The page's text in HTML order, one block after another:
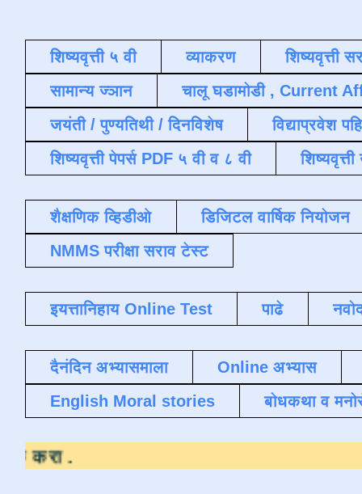
शिष्यवृत्ती ५ वी व्याकरण
शिष्यवृत्ती
सामान्य ज्ञान
चालू घडामोडी , Current
जयंती / पुण्यतिथी / दिनविशेष
विद्याप्रवेश
शिष्यवृत्ती पेपर्स PDF ५ वी व ८ वी
शैक्षणिक व्हिडीओ
डिजिटल वार्षिक नियोजन
NMMS परीक्षा सराव टेस्ट
इयत्तानिहाय Online Test पाढे
दैनंदिन अभ्यासमाला
Online अभ्यास
English Moral stories
बोधकथा व
येथे क्लिक करा